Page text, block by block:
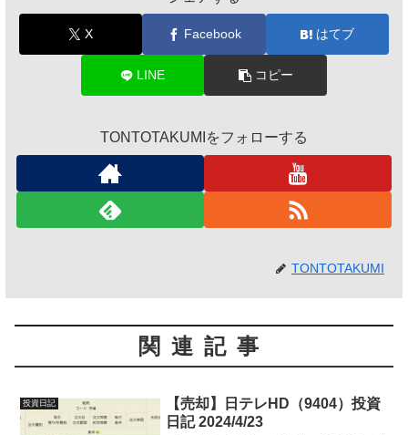
X Facebook はてブ
LINE コピー
TONTOTAKUMIをフォローする
TONTOTAKUMI
関連記事
投資日記
【売却】日テレHD（9404）投資
日記 2024/4/23